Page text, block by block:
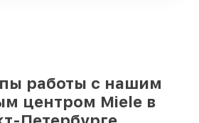
работы с нашим
центром Miele в